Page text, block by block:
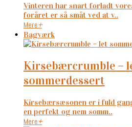
Vinteren har snart forladt
foråret er så småt ved at v..
Mere+
Bagværk
kirsebærcrumble – let
sommerdessert
Kirsebærsæsonen er i fuld
en perfekt og nem somm..
Mere+